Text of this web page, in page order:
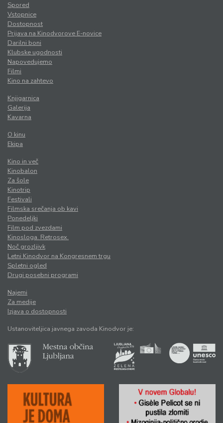
Spored
Vstopnice
Dostopnost
Prijava na Kinodvorove E-novice
Darilni boni
Klubske ugodnosti
Napovedujemo
Filmi
Kino na zahtevo
Knjigarnica
Galerija
Kavarna
O kinu
Ekipa
Kino in več
Kinobalon
Za šole
Kinotrip
Festivali
Filmska srečanja ob kavi
Ponedeljki
Film pod zvezdami
Kinosloga. Retrosex.
Noč grozljivk
Letni Kinodvor na Kongresnem trgu
Spletni ogled
Drugi posebni programi
Najemi
Za medije
Izjava o dostopnosti
Ustanoviteljica javnega zavoda Kinodvor je: